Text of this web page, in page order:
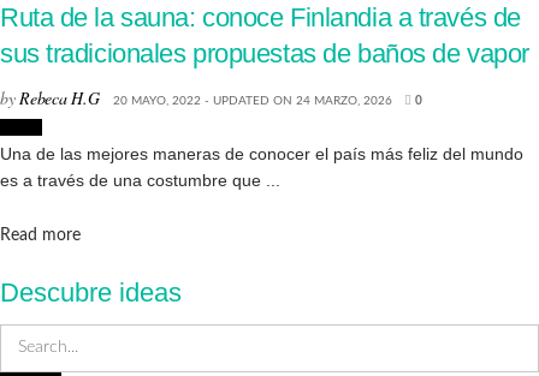
Ruta de la sauna: conoce Finlandia a través de
sus tradicionales propuestas de baños de vapor
by Rebeca H.G 20 MAYO, 2022 - UPDATED ON 24 MARZO, 2026 0
Una de las mejores maneras de conocer el país más feliz del mundo
es a través de una costumbre que ...
Read moreDetails
Descubre ideas